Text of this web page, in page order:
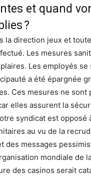
et quand
?
la direction jeux et
Les mesures
Les employés se
a été épargnée
Ces mesures ne sont
elles assurent la
syndicat est opposé
au vu de la
des messages
mondiale de
des casinos serait